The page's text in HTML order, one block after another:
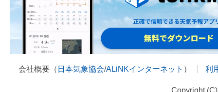
会社概要（ 日本気象協会/ALiNKインターネット ） 利
Copyright